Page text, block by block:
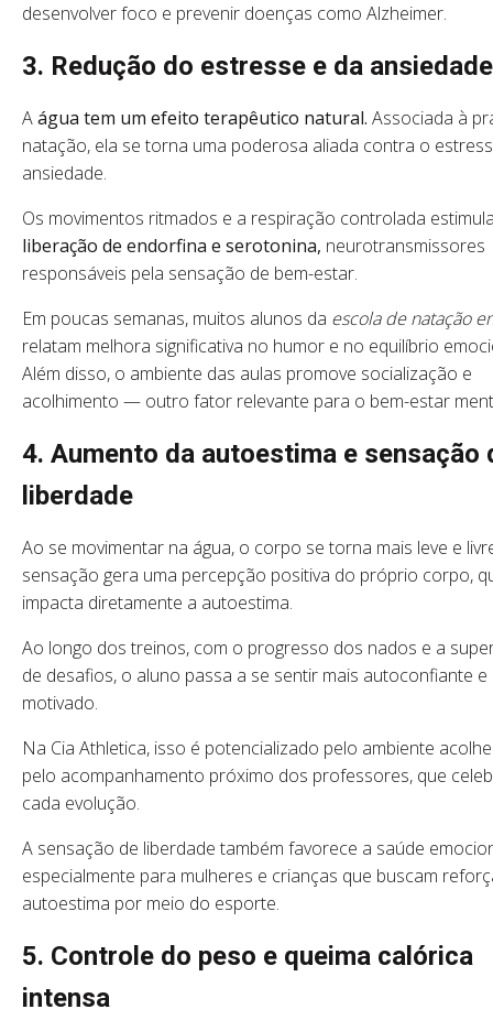
desenvolver foco e prevenir doenças como Alzheimer.
3. Redução do estresse e da ansiedade
Aágua tem um efeito terapêutico natural. Associada à
natação, ela se torna uma poderosa aliada contra o
ansiedade.
Os movimentos ritmados e a respiração controlada
liberação de endorfina e serotonina, neurotransmissores
responsáveis pela sensação de bem-estar.
Em poucas semanas, muitos alunos da escola de natação
relatam melhora significativa no humor e no equilíbrio
Além disso, o ambiente das aulas promove socialização e
acolhimento — outro fator relevante para o bem-estar
4. Aumento da autoestima e sensação
liberdade
Ao se movimentar na água, o corpo se torna mais leve e
sensação gera uma percepção positiva do próprio corpo,
impacta diretamente a autoestima.
Ao longo dos treinos, com o progresso dos nados e a
de desafios, o aluno passa a se sentir mais autoconfiante e
motivado.
Na Cia Athletica, isso é potencializado pelo ambiente
pelo acompanhamento próximo dos professores, que
cada evolução.
A sensação de liberdade também favorece a saúde
especialmente para mulheres e crianças que buscam
autoestima por meio do esporte.
5. Controle do peso e queima calórica
intensa